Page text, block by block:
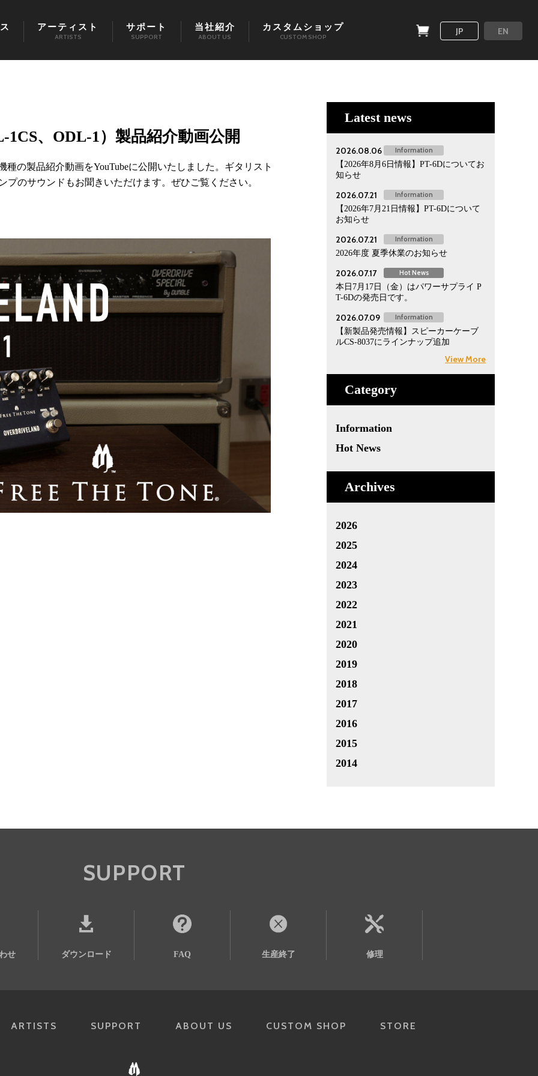
アーティスト
ARTISTS
サポート
SUPPORT
当社紹介
ABOUT US
カスタムショップ
CUSTOM SHOP
JP EN
、ODL-1）製品紹介動画公開
の製品紹介動画をYouTubeに公開いたしました。ギタリスト
のサウンドもお聞きいただけます。ぜひご覧ください。
Latest news
2026.08.06 Information
【2026年8月6日情報】PT-6Dについてお
知らせ
2026.07.21 Information
【2026年7月21日情報】PT-6Dについて
お知らせ
2026.07.21 Information
2026年度 夏季休業のお知らせ
2026.07.17 Hot News
本日7月17日（金）はパワーサプライ P
T-6Dの発売日です。
2026.07.09 Information
【新製品発売情報】スピーカーケーブ
ルCS-8037にラインナップ追加
View More
Category
Information
Hot News
Archives
2026
2025
2024
2023
2022
2021
2020
2019
2018
2017
2016
2015
2014
SUPPORT
せ ダウンロード FAQ 生産終了 修理
ARTISTS SUPPORT ABOUT US CUSTOM SHOP STORE